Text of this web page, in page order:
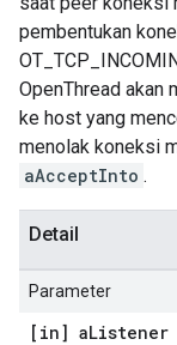
pembentukan
OpenThread akan
ke host yang
menolak koneksi
aAcceptInto .
Detail
Parameter
[in] aListener